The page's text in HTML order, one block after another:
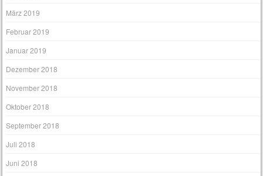
März 2019
Februar 2019
Januar 2019
Dezember 2018
November 2018
Oktober 2018
September 2018
Juli 2018
Juni 2018